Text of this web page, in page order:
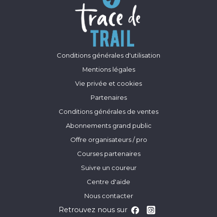
Conditions générales d'utilisation
Mentions légales
Vie privée et cookies
Partenaires
Conditions générales de ventes
Abonnements grand public
Offre organisateurs / pro
Courses partenaires
Suivre un coureur
Centre d'aide
Nous contacter
Retrouvez nous sur